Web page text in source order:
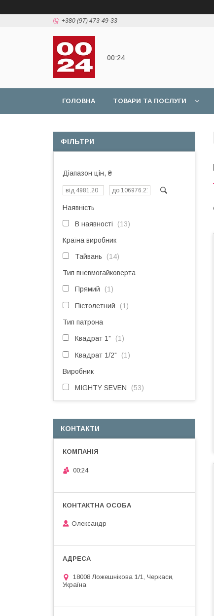
+380 (97) 473-49-33
00:24
ГОЛОВНА ТОВАРИ ТА ПОСЛУГИ
ФІЛЬТРИ
Діапазон цін, ₴
Наявність
В наявності 13
Країна виробник
Тайвань 14
Тип пневмогайковерта
Прямий 1
Пістолетний 1
Тип патрона
Квадрат 1" 1
Квадрат 1/2" 1
Виробник
MIGHTY SEVEN 53
КОНТАКТИ
00:24
Олександр
18008 Ложешнікова 1/1, Черкаси,
Україна